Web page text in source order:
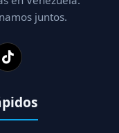
juntos.